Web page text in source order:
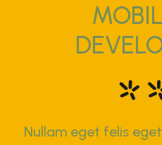
Nullam eget felis